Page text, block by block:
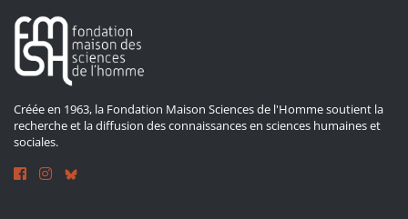
Créée en 1963, la Fondation Maison Sciences de l'Homme soutient la
recherche et la diffusion des connaissances en sciences humaines et
sociales.